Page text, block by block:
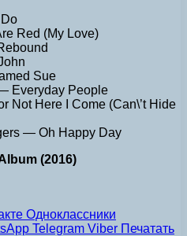
Red (My Love)
Sue
Everyday People
Not Here I Come (Can\’t Hide
— Oh Happy Day
(2016)
Одноклассники
Telegram Viber Печатать